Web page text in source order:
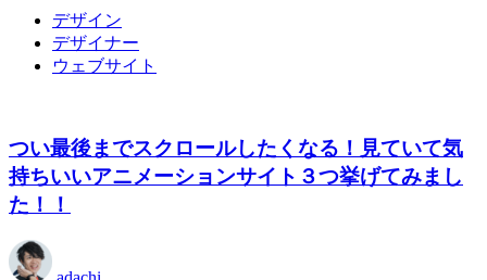
デザイン
デザイナー
ウェブサイト
つい最後までスクロールしたくなる！見ていて気
持ちいいアニメーションサイト３つ挙げてみまし
た！！